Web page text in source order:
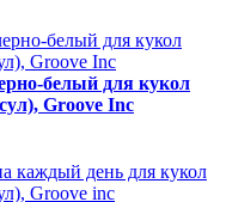
белый для кукол
Groove Inc